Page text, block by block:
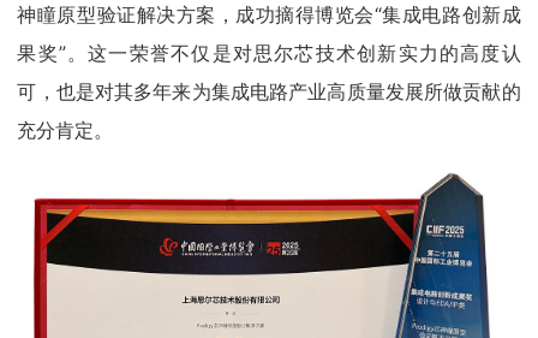
神瞳原型验证解决方案，成功摘得博览会“集成电路创新成
果奖”。这一荣誉不仅是对思尔芯技术创新实力的高度认
可，也是对其多年来为集成电路产业高质量发展所做贡献的
充分肯定。